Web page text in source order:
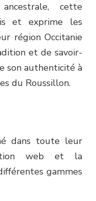
cette
et exprime les
région Occitanie
et de savoir-
son authenticité à
du Roussillon.
dans toute leur
web et la
gammes